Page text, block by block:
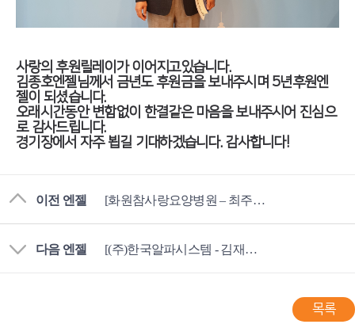
사랑의 후원릴레이가 이어지고있습니다.
김종호엔젤님께서 금년도 후원금을 보내주시며 5년후원엔
젤이 되셨습니다.
오래시간동안 변함없이 한결같은 마음을 보내주시어 진심으
로 감사드립니다.
경기장에서 자주 뵙길 기대하겠습니다. 감사합니다!
이전 엔젤 [화원참사랑요양병원 – 최주열 엔젤님]
다음 엔젤 [(주)한국알파시스템 - 김재용 엔젤님]
목록